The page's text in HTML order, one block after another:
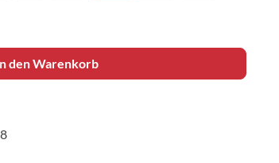
den gewünschten Wert ein
den Warenkorb